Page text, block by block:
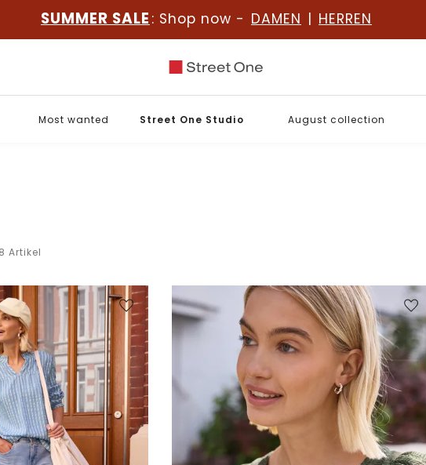
SUMMER SALE : Shop now - DAMEN | HERREN
Most wanted Street One Studio August collection
Artikel